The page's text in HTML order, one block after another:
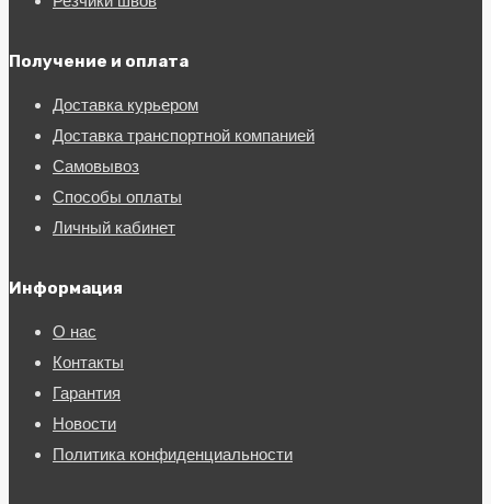
Получение и оплата
Доставка курьером
Доставка транспортной компанией
Самовывоз
Способы оплаты
Личный кабинет
Информация
О нас
Контакты
Гарантия
Новости
Политика конфиденциальности